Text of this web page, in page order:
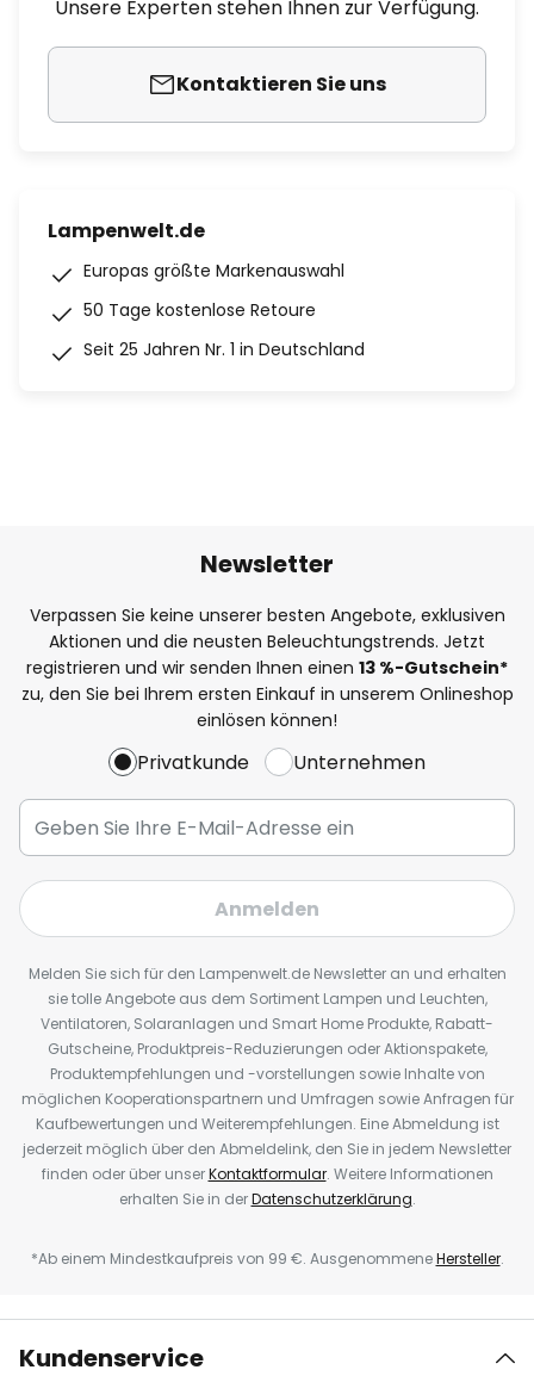
Unsere Experten stehen Ihnen zur Verfügung.
Kontaktieren Sie uns
Lampenwelt.de
Europas größte Markenauswahl
50 Tage kostenlose Retoure
Seit 25 Jahren Nr. 1 in Deutschland
Newsletter
Verpassen Sie keine unserer besten Angebote, exklusiven
Aktionen und die neusten Beleuchtungstrends. Jetzt
registrieren und wir senden Ihnen einen 13 %-Gutschein*
zu, den Sie bei Ihrem ersten Einkauf in unserem Onlineshop
einlösen können!
Privatkunde Unternehmen
Anmelden
Melden Sie sich für den Lampenwelt.de Newsletter an und erhalten
sie tolle Angebote aus dem Sortiment Lampen und Leuchten,
Ventilatoren, Solaranlagen und Smart Home Produkte, Rabatt-
Gutscheine, Produktpreis-Reduzierungen oder Aktionspakete,
Produktempfehlungen und -vorstellungen sowie Inhalte von
möglichen Kooperationspartnern und Umfragen sowie Anfragen für
Kaufbewertungen und Weiterempfehlungen. Eine Abmeldung ist
jederzeit möglich über den Abmeldelink, den Sie in jedem Newsletter
finden oder über unserKontaktformular. Weitere Informationen
erhalten Sie in derDatenschutzerklärung.
*Ab einem Mindestkaufpreis von 99 €. AusgenommeneHersteller.
Kundenservice